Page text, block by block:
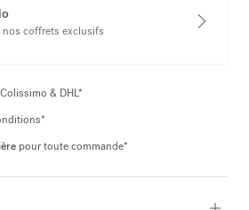
nos coffrets exclusifs
& DHL*
pour toute commande*